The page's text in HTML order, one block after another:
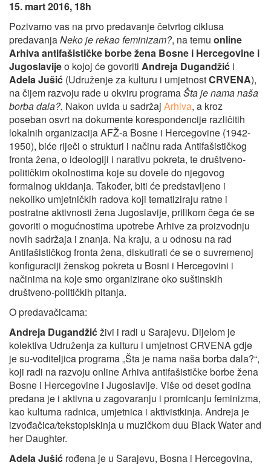
15. mart 2016, 18h
Pozivamo vas na prvo predavanje četvrtog ciklusa
predavanjaNeko je rekao feminizam?, na temu online
Arhiva antifašističke borbe žena Bosne i Hercegovine i
Jugoslavijeo kojoj će govoriti Andreja Dugandžić i
Adela Jušić (Udruženje za kulturu i umjetnostCRVENA),
na čijem razvoju rade u okviru programaŠta je nama naša
borba dala?. Nakon uvida u sadržaj Arhiva, a kroz
poseban osvrt na dokumente korespondencije različitih
lokalnih organizacija AFŽ-a Bosne i Hercegovine (1942-
1950), biće riječi o strukturi i načinu rada Antifašističkog
fronta žena, o ideologiji i narativu pokreta, te društveno-
političkim okolnostima koje su dovele do njegovog
formalnog ukidanja. Također, biti će predstavljeno i
nekoliko umjetničkih radova koji tematiziraju ratne i
postratne aktivnosti žena Jugoslavije, prilikom čega će se
govoriti o mogućnostima upotrebe Arhive za proizvodnju
novih sadržaja i znanja. Na kraju, a u odnosu na rad
Antifašističkog fronta žena, diskutirati će se o suvremenoj
konfiguraciji ženskog pokreta u Bosni i Hercegovini i
načinima na koje smo organizirane oko suštinskih
društveno-političkih pitanja.
O predavačicama:
Andreja Dugandžićživi i radi u Sarajevu. Dijelom je
kolektiva Udruženja za kulturu i umjetnost CRVENA gdje
je su-voditeljica programa „Šta je nama naša borba dala?“,
koji radi na razvoju online Arhiva antifašističke borbe žena
Bosne i Hercegovine i Jugoslavije. Više od deset godina
predana je i aktivna u zagovaranju i promicanju feminizma,
kao kulturna radnica, umjetnica i aktivistkinja. Andreja je
izvođačica/tekstopiskinja u muzičkom duu Black Water and
her Daughter.
Adela Jušić rođena je u Sarajevu, Bosna i Hercegovina,